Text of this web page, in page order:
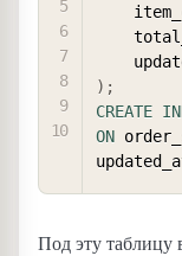
) ;
CREATE
ON
Под эту таблицу